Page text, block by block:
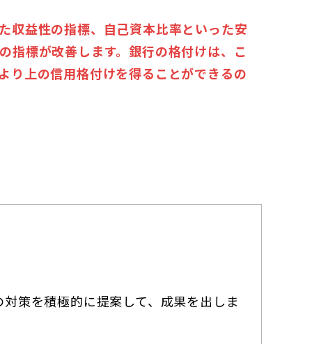
収益性の指標、自己資本比率といった安
指標が改善します。銀行の格付けは、こ
り上の信用格付けを得ることができるの
策を積極的に提案して、成果を出しま